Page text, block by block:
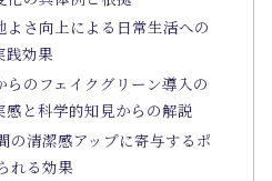
さ向上による日常生活への
践効果
のフェイクグリーン導入の
感と科学的知見からの解説
の清潔感アップに寄与するポ
れる効果